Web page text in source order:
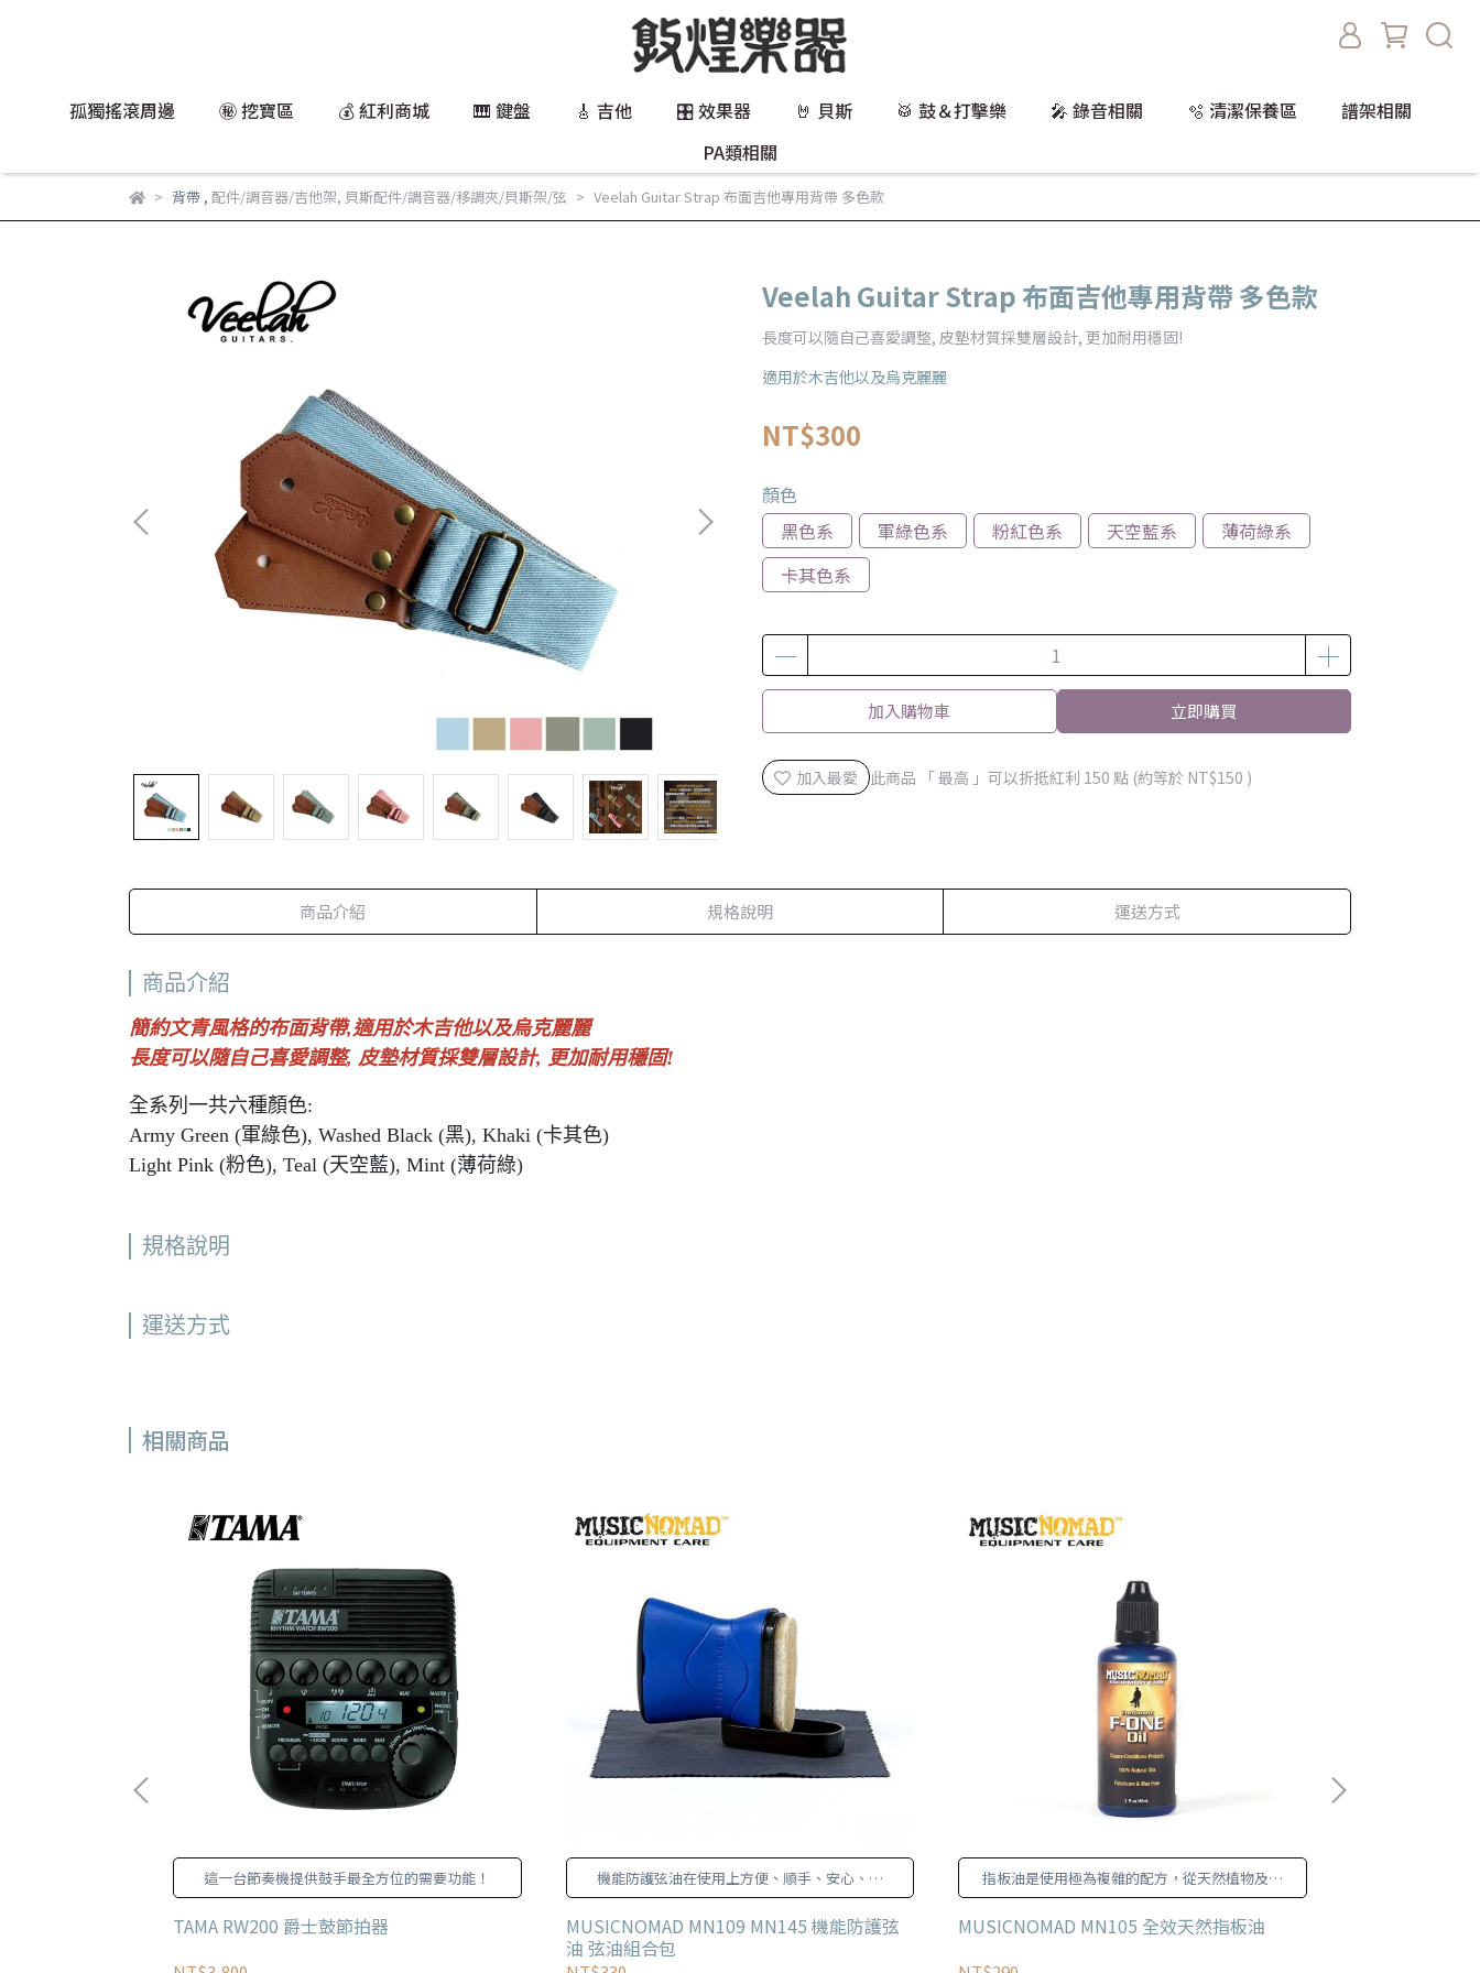
孤獨搖滾周邊 ㊙️ 挖寶區 💰 紅利商城 🎹 鍵盤 🎸 吉他 🎛️ 效果器 🤘 貝斯 🥁 鼓＆打擊樂 🎤 錄音相關 🫧 清潔保養區
譜架相關
PA類相關
背帶 , 配件/調音器/吉他架, 貝斯配件/調音器/移調夾/貝斯架/弦 Veelah Guitar Strap 布面吉他專用背帶 多色款
Veelah Guitar Strap 布面吉他專用背帶 多色款
長度可以隨自己喜愛調整, 皮墊材質採雙層設計, 更加耐用穩固!
適用於木吉他以及烏克麗麗
NT$300
顏色
黑色系
軍綠色系 粉紅色系 天空藍系
薄荷綠系
卡其色系
加入購物車 立即購買
加入最愛 此商品 「 最高 」可以折抵紅利 150 點 (約等於 NT$150 )
商品介紹 規格說明 運送方式
商品介紹
簡約文青風格的布面背帶,適用於木吉他以及烏克麗麗
長度可以隨自己喜愛調整, 皮墊材質採雙層設計, 更加耐用穩固!
全系列一共六種顏色:
Army Green (軍綠色), Washed Black (黑), Khaki (卡其色)
Light Pink (粉色), Teal (天空藍), Mint (薄荷綠)
規格說明
運送方式
相關商品
這一台節奏機提供鼓手最全方位的需要功能！
TAMA RW200 爵士鼓節拍器
機能防護弦油在使用上方便、順手、安心、快
速、全效又超值!
MUSICNOMAD MN109 MN145 機能防護弦
油 弦油組合包
指板油是使用極為複雜的配方，從天然植物及種
子油提煉而成。
MUSICNOMAD MN105 全效天然指板油